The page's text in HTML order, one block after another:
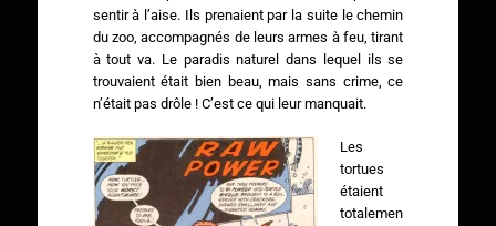
sentir à l’aise. Ils prenaient par la suite le chemin
du zoo, accompagnés de leurs armes à feu, tirant
à tout va. Le paradis naturel dans lequel ils se
trouvaient était bien beau, mais sans crime, ce
n’était pas drôle ! C’est ce qui leur manquait.
Les
tortues
étaient
totalemen